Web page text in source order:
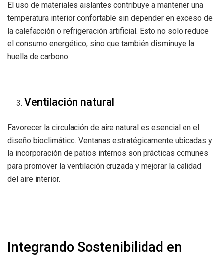
El uso de materiales aislantes contribuye a mantener una
temperatura interior confortable sin depender en exceso de
la calefacción o refrigeración artificial. Esto no solo reduce
el consumo energético, sino que también disminuye la
huella de carbono.
Ventilación natural
Favorecer la circulación de aire natural es esencial en el
diseño bioclimático. Ventanas estratégicamente ubicadas y
la incorporación de patios internos son prácticas comunes
para promover la ventilación cruzada y mejorar la calidad
del aire interior.
Integrando Sostenibilidad en